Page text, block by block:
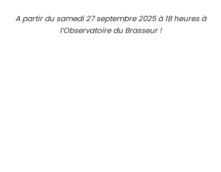
A partir du samedi 27 septembre 2025 à 18 heures à
l’Observatoire du Brasseur !